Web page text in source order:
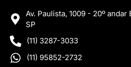
Av. Paulista, 1009 - 20º
SP
(11) 3287-3033
(11) 95852-2732